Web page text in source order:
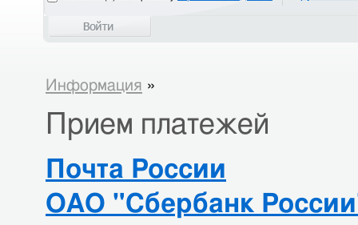
Информация »
Прием платежей
Почта России
ОАО "Сбербанк